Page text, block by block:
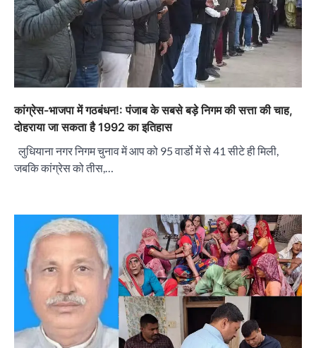
कांग्रेस-भाजपा में गठबंधन!: पंजाब के सबसे बड़े निगम की सत्ता की चाह,
दोहराया जा सकता है 1992 का इतिहास
लुधियाना नगर निगम चुनाव में आप को 95 वार्डो में से 41 सीटे ही मिली,
जबकि कांग्रेस को तीस,…